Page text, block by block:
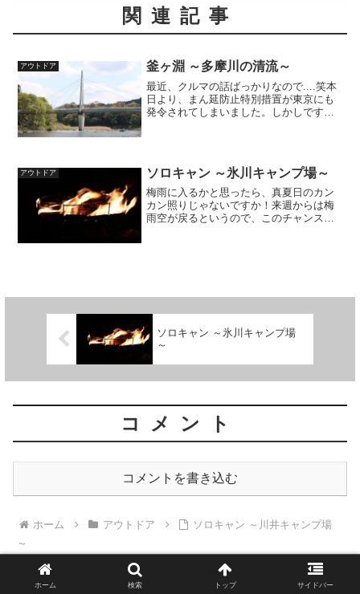
関連記事
アウトドア 釜ヶ淵 ～多摩川の清流～
最近、クルマの話ばっかりなので....笑本
日より、まん延防止特別措置が東京にも
発令されてしまいました。しかしですね
アウトドア ソロキャン ～氷川キャンプ場～
梅雨に入るかと思ったら、真夏日のカン
カン照りじゃないですか！来週からは梅
雨空が戻るというので、このチャンスは
ソロキャン ～氷川キャンプ場
～
コメント
コメントを書き込む
ホーム アウトドア
ソロキャン ～川井キャンプ場
～
ホーム 検索 トップ サイドバー